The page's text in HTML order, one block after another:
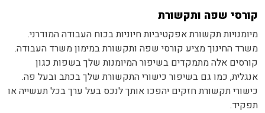
קורסי שפה ותקשורת
מיומנויות תקשורת אפקטיביות חיוניות בכוח העבודה המודרני.
משרד החינוך מציע קורסי שפה ותקשורת במימון משרד העבודה.
קורסים אלה מתמקדים בשיפור המיומנות שלך בשפות כגון
אנגלית, כמו גם בשיפור כישורי התקשורת שלך בכתב ובעל פה.
כישורי תקשורת חזקים יהפכו אותך לנכס בעל ערך בכל תעשייה או
תפקיד.